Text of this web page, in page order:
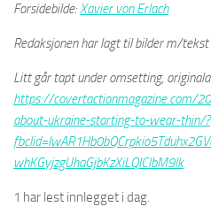
Forsidebilde:Xavier von Erlach
Redaksjonen har lagt til bilder m/tekst
Litt går tapt under omsetting,
https://covertactionmagazine.com/
about-ukraine-starting-to-wear-thin/?
whKGyjzgUhaGjbKzXiLQIClbM9lk
1 har lest innlegget i dag.